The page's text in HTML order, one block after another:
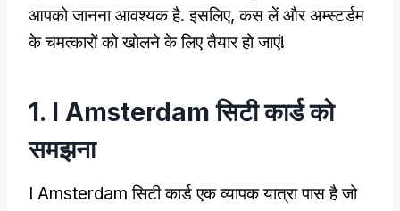
आपको जानना आवश्यक है. इसलिए, कस लें और अम्स्टर्डम
के चमत्कारों को खोलने के लिए तैयार हो जाएं!
1. I Amsterdam सिटी कार्ड को
समझना
I Amsterdam सिटी कार्ड एक व्यापक यात्रा पास है जो